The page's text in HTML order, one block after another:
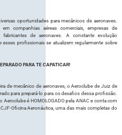
oportunidades para mecânicos de aeronaves.
companhias aéreas comerciais, empresas de
fabricantes de aeronaves. A constante evolução
profissionais se atualizem regularmente sobre
PARA TE CAPATICAR!
de mecânico de aeronaves, o Aeroclube de Juiz de
para prepará-lo para os desafios dessa profissão.
Aeroclube é HOMOLOGADO pela ANAC e conta com
Oficina Aeronáutica, uma das mais completas do